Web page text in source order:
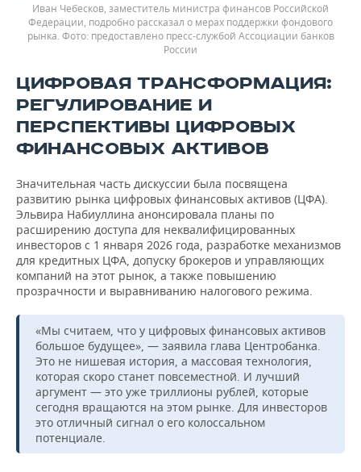
Иван Чебесков, заместитель министра финансов Российской
Федерации, подробно рассказал о мерах поддержки фондового
рынка.
предоставлено пресс-службой Ассоциации банков
России
ЦИФРОВАЯ ТРАНСФОРМАЦИЯ:
РЕГУЛИРОВАНИЕ И
ПЕРСПЕКТИВЫ ЦИФРОВЫХ
ФИНАНСОВЫХ АКТИВОВ
Значительная часть дискуссии была посвящена
развитию рынка цифровых финансовых активов (ЦФА).
Эльвира Набиуллина анонсировала планы по
расширению доступа для неквалифицированных
инвесторов с 1 января 2026 года, разработке механизмов
для кредитных ЦФА, допуску брокеров и управляющих
компаний на этот рынок, а также повышению
прозрачности и выравниванию налогового режима.
«Мы считаем, что у цифровых финансовых активов
большое будущее», — заявила глава Центробанка.
Это не нишевая история, а массовая технология,
которая скоро станет повсеместной. И лучший
аргумент — это уже триллионы рублей, которые
сегодня вращаются на этом рынке. Для инвесторов
это отличный сигнал о его колоссальном
потенциале.